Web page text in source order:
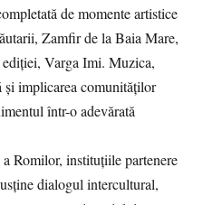
de momente artistice
Zamfir de la Baia Mare,
Varga Imi. Muzica,
și implicarea comunităților
într-o adevărată
Romilor, instituțiile partenere
dialogul intercultural,